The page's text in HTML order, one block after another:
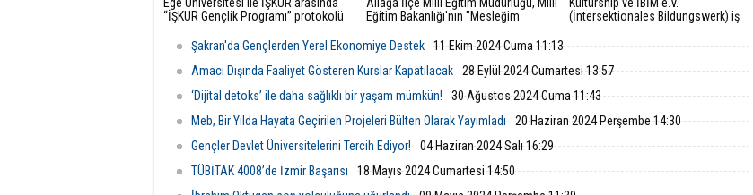
“İŞKUR Gençlik Programı” protokolü
Tayyip Erdoğan’ın üniversite öğrencileri
için başlattığı “İŞKUR Gençlik
Programı” kapsamında, Ege
Müdürlüğü arasında iş bi
Eğitim Bakanlığı'nın "Mesleğim
ve teknik eğitimin tanıtımı için Aliağa
Mesleki ve Teknik Anadolu Lisesi’nde
bir toplantı gerçekleştirdi.
(İntersektionales Bildungswerk) iş
değişim programının ilk ayağı İzmir’de
Şakran'da Gençlerden Yerel Ekonomiye Destek
11 Ekim 2024 Cuma 11:13
Amacı Dışında Faaliyet Gösteren Kurslar Kapatılacak
28 Eylül 2024 Cumartesi 13:57
‘Dijital detoks’ ile daha sağlıklı bir yaşam mümkün!
30 Ağustos 2024 Cuma 11:43
Meb, Bir Yılda Hayata Geçirilen Projeleri Bülten Olarak Yayımladı
20 Haziran 2024 Perşembe 14:30
Gençler Devlet Üniversitelerini Tercih Ediyor!
04 Haziran 2024 Salı 16:29
TÜBİTAK 4008’de İzmir Başarısı
18 Mayıs 2024 Cumartesi 14:50